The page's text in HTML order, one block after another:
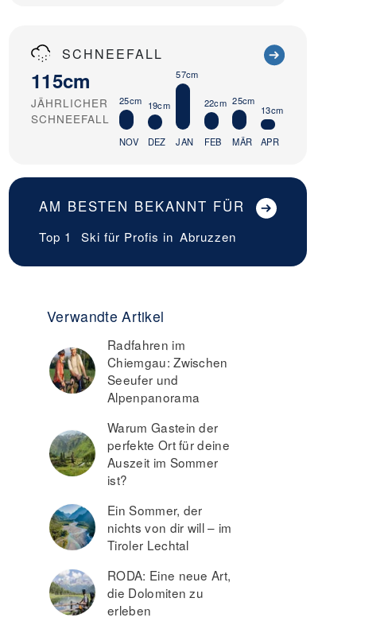
SCHNEEFALL
115cm
JÄHRLICHER
SCHNEEFALL
25cm
NOV
19cm
DEZ
57cm
JAN
22cm
FEB
25cm
MÄR
13cm
APR
AM BESTEN BEKANNT FÜR
Top 1 Ski für Profis in Abruzzen
Verwandte Artikel
Radfahren im
Chiemgau: Zwischen
Seeufer und
Alpenpanorama
Warum Gastein der
perfekte Ort für deine
Auszeit im Sommer
ist?
Ein Sommer, der
nichts von dir will – im
Tiroler Lechtal
RODA: Eine neue Art,
die Dolomiten zu
erleben